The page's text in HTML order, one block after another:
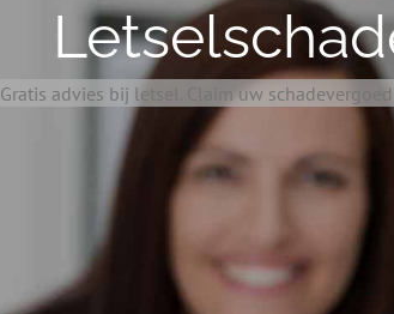
Gratis advies bij letsel. Claim uw